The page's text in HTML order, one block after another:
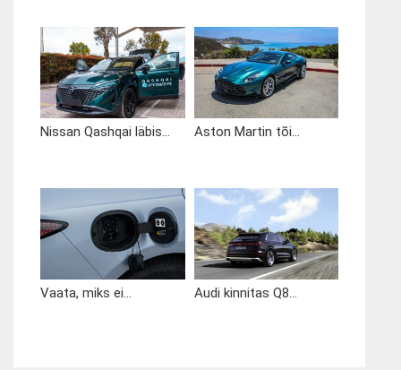
Nissan Qashqai läbis... Aston Martin tõi...
Vaata, miks ei... Audi kinnitas Q8...